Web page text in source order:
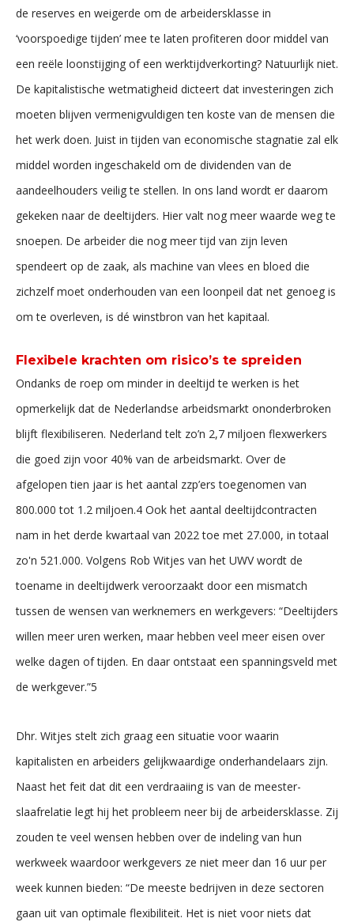
de reserves en weigerde om de arbeidersklasse in
‘voorspoedige tijden’ mee te laten profiteren door middel van
een reële loonstijging of een werktijdverkorting? Natuurlijk niet.
De kapitalistische wetmatigheid dicteert dat investeringen zich
moeten blijven vermenigvuldigen ten koste van de mensen die
het werk doen. Juist in tijden van economische stagnatie zal elk
middel worden ingeschakeld om de dividenden van de
aandeelhouders veilig te stellen. In ons land wordt er daarom
gekeken naar de deeltijders. Hier valt nog meer waarde weg te
snoepen. De arbeider die nog meer tijd van zijn leven
spendeert op de zaak, als machine van vlees en bloed die
zichzelf moet onderhouden van een loonpeil dat net genoeg is
om te overleven, is dé winstbron van het kapitaal.
Flexibele krachten om risico’s te spreiden
Ondanks de roep om minder in deeltijd te werken is het
opmerkelijk dat de Nederlandse arbeidsmarkt ononderbroken
blijft flexibiliseren. Nederland telt zo’n 2,7 miljoen flexwerkers
die goed zijn voor 40% van de arbeidsmarkt. Over de
afgelopen tien jaar is het aantal zzp’ers toegenomen van
800.000 tot 1.2 miljoen.4 Ook het aantal deeltijdcontracten
nam in het derde kwartaal van 2022 toe met 27.000, in totaal
zo'n 521.000. Volgens Rob Witjes van het UWV wordt de
toename in deeltijdwerk veroorzaakt door een mismatch
tussen de wensen van werknemers en werkgevers: “Deeltijders
willen meer uren werken, maar hebben veel meer eisen over
welke dagen of tijden. En daar ontstaat een spanningsveld met
de werkgever.”5
Dhr. Witjes stelt zich graag een situatie voor waarin
kapitalisten en arbeiders gelijkwaardige onderhandelaars zijn.
Naast het feit dat dit een verdraaiing is van de meester-
slaafrelatie legt hij het probleem neer bij de arbeidersklasse. Zij
zouden te veel wensen hebben over de indeling van hun
werkweek waardoor werkgevers ze niet meer dan 16 uur per
week kunnen bieden: “De meeste bedrijven in deze sectoren
gaan uit van optimale flexibiliteit. Het is niet voor niets dat